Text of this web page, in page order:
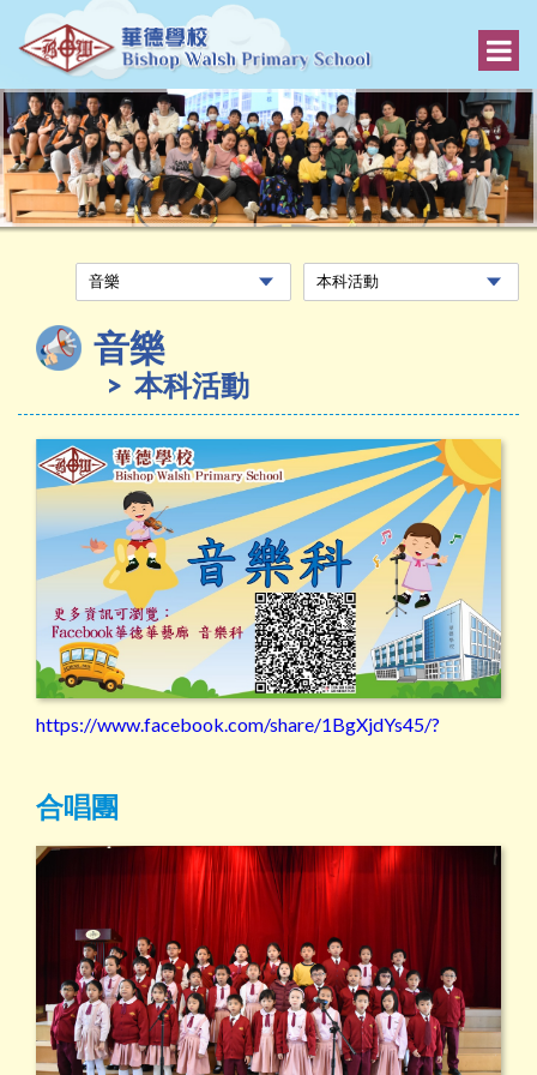
音樂
本科活動
https://www.facebook.com/share/1BgXjdYs45/?
合唱團